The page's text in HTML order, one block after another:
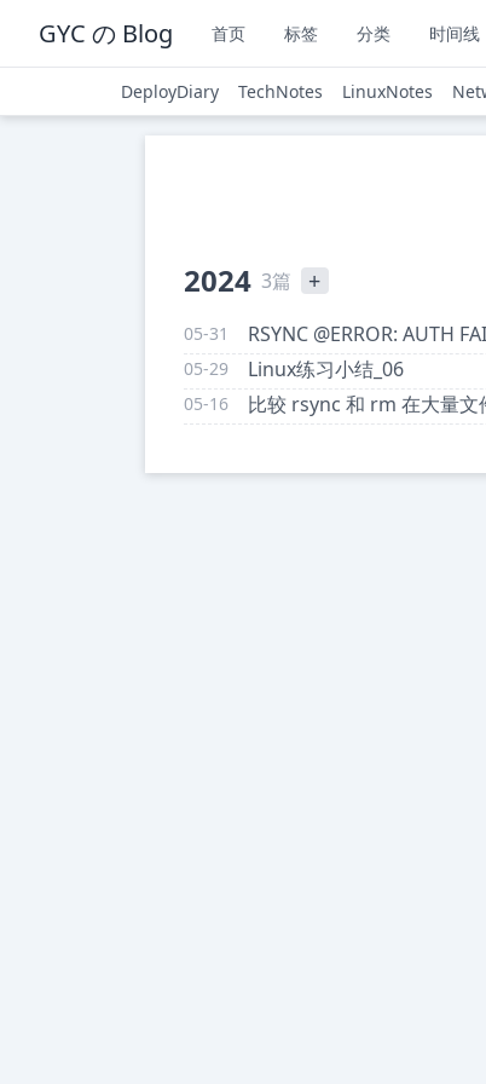
GYC の Blog 首页 标签 分类 时间线
DeployDiary TechNotes LinuxNotes
2024 3篇 +
05-31 RSYNC @ERROR: AUTH
05-29 Linux练习小结_06
05-16 比较 rsync 和 rm 在大量文